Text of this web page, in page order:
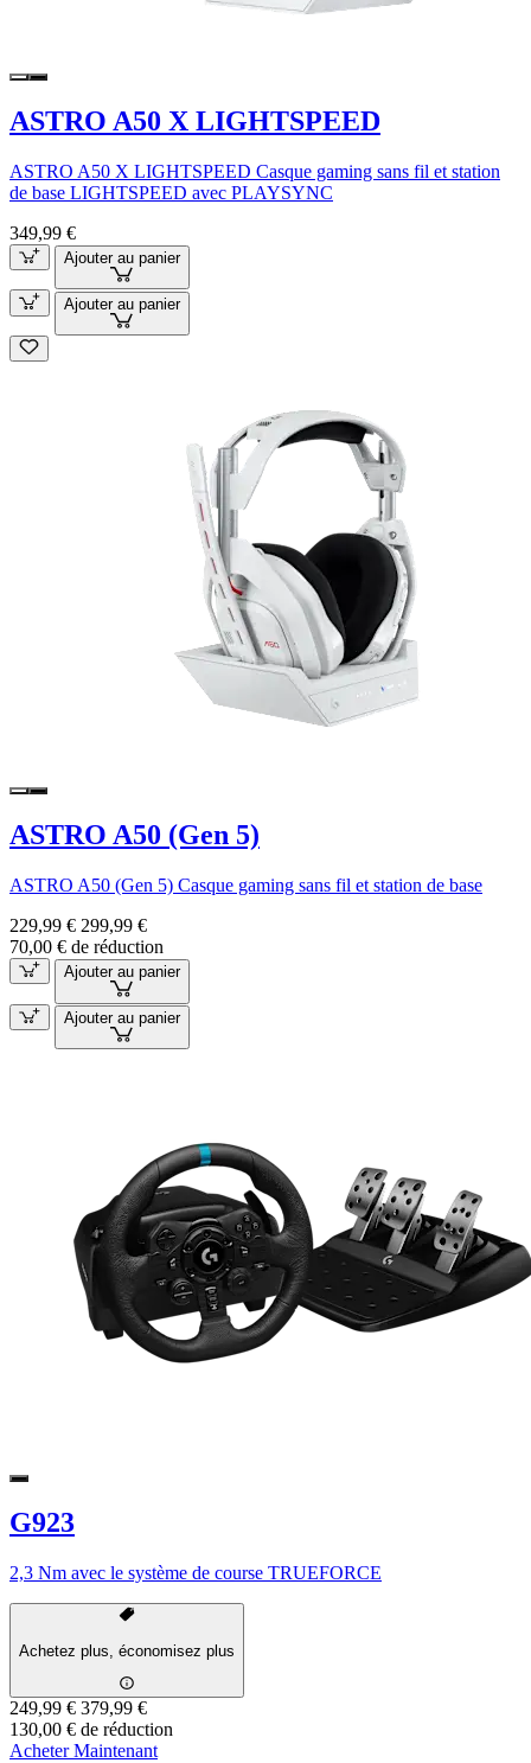
ASTRO A50 X LIGHTSPEED
ASTRO A50 X LIGHTSPEED Casque gaming sans fil et station
de base LIGHTSPEED avec PLAYSYNC
349,99 €
Ajouter au panier
Ajouter au panier
ASTRO A50 (Gen 5)
ASTRO A50 (Gen 5) Casque gaming sans fil et station de base
229,99 € 299,99 €
70,00 € de réduction
Ajouter au panier
Ajouter au panier
G923
2,3 Nm avec le système de course TRUEFORCE
Achetez plus, économisez plus
249,99 € 379,99 €
130,00 € de réduction
Acheter Maintenant